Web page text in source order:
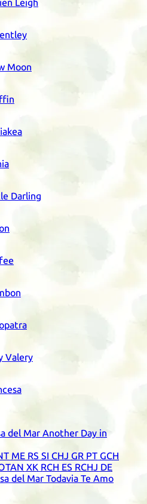
Leigh
Moon
Darling
Valery
del Mar Another Day in
ME RS SI CHJ GR PT GCH
XK RCH ES RCHJ DE
del Mar Todavia Te Amo